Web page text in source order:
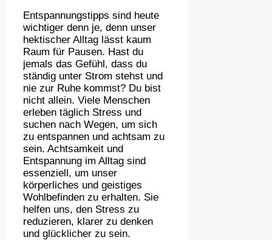
Entspannungstipps sind heute
wichtiger denn je, denn unser
hektischer Alltag lässt kaum
Raum für Pausen. Hast du
jemals das Gefühl, dass du
ständig unter Strom stehst und
nie zur Ruhe kommst? Du bist
nicht allein. Viele Menschen
erleben täglich Stress und
suchen nach Wegen, um sich
zu entspannen und achtsam zu
sein. Achtsamkeit und
Entspannung im Alltag sind
essenziell, um unser
körperliches und geistiges
Wohlbefinden zu erhalten. Sie
helfen uns, den Stress zu
reduzieren, klarer zu denken
und glücklicher zu sein.